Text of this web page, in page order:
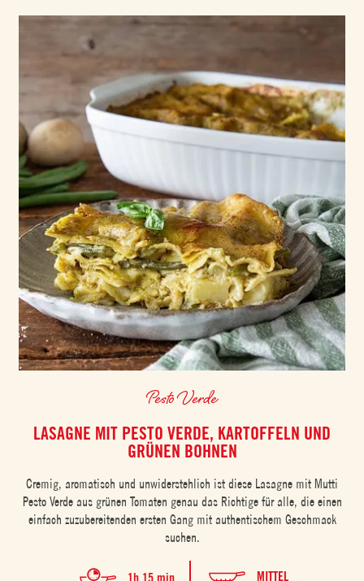
Pesto Verde
LASAGNE MIT PESTO VERDE, KARTOFFELN UND
GRÜNEN BOHNEN
Cremig, aromatisch und unwiderstehlich ist diese Lasagne mit Mutti
Pesto Verde aus grünen Tomaten genau das Richtige für alle, die einen
einfach zuzubereitenden ersten Gang mit authentischem Geschmack
suchen.
MITTEL